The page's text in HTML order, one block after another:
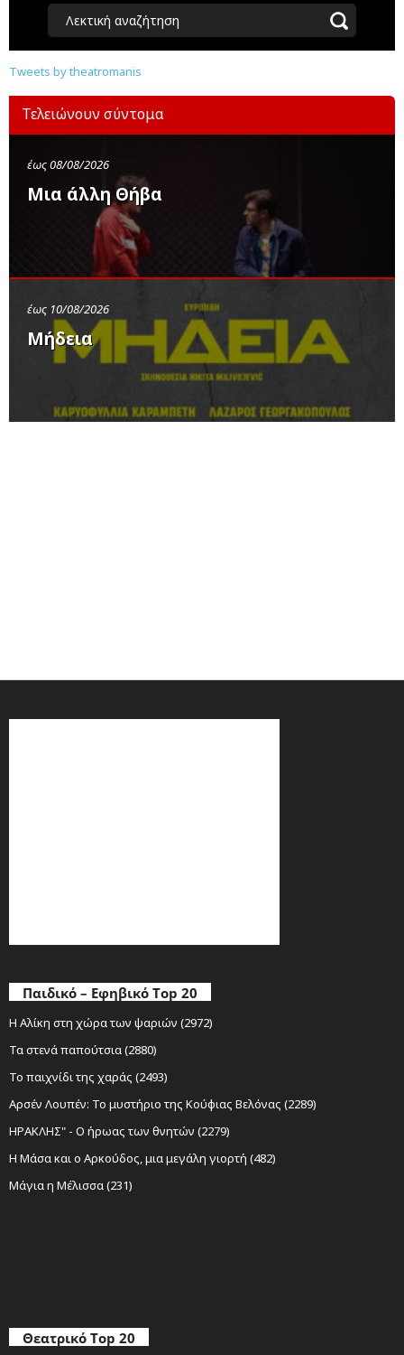
Λεκτική αναζήτηση
Tweets by theatromanis
Τελειώνουν σύντομα
έως 08/08/2026
Μια άλλη Θήβα
έως 10/08/2026
Μήδεια
Παιδικό – Εφηβικό Top 20
Η Αλίκη στη χώρα των ψαριών (2972)
Τα στενά παπούτσια (2880)
Το παιχνίδι της χαράς (2493)
Αρσέν Λουπέν: Το μυστήριο της Κούφιας Βελόνας (2289)
ΗΡΑΚΛΗΣ" - Ο ήρωας των θνητών (2279)
Η Μάσα και ο Αρκούδος, μια μεγάλη γιορτή (482)
Μάγια η Μέλισσα (231)
Θεατρικό Top 20